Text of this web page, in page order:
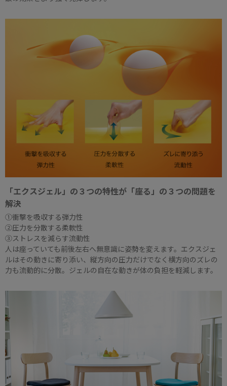
「エクスジェル」の３つの特性が「座る」の３つの問題を
解決
①衝撃を吸収する弾力性
②圧力を分散する柔軟性
③ストレスを減らす流動性
人は座っていても前後左右へ無意識に姿勢を変えます。エクスジェ
ルはその動きに寄り添い、縦方向の圧力だけでなく横方向のズレの
力も流動的に分散。ジェルの自在な動きが体の負担を軽減します。